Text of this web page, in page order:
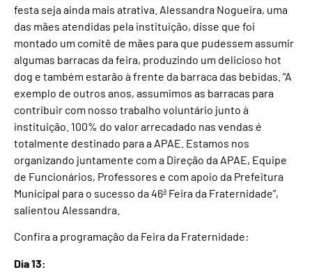
festa seja ainda mais atrativa. Alessandra Nogueira, uma
das mães atendidas pela instituição, disse que foi
montado um comitê de mães para que pudessem assumir
algumas barracas da feira, produzindo um delicioso hot
dog e também estarão à frente da barraca das bebidas. “A
exemplo de outros anos, assumimos as barracas para
contribuir com nosso trabalho voluntário junto à
instituição. 100% do valor arrecadado nas vendas é
totalmente destinado para a APAE. Estamos nos
organizando juntamente com a Direção da APAE, Equipe
de Funcionários, Professores e com apoio da Prefeitura
Municipal para o sucesso da 46ª Feira da Fraternidade”,
salientou Alessandra.
Confira a programação da Feira da Fraternidade:
Dia 13: